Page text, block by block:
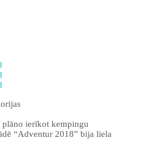
ierīkot kempingu
“Adventur 2018” bija liela